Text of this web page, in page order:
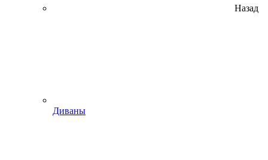
Назад
Диваны